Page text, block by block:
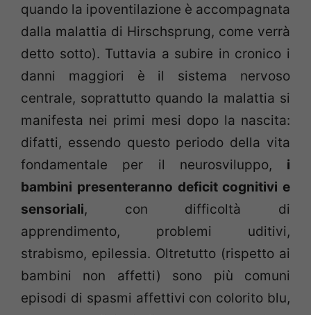
quando la ipoventilazione è accompagnata
dalla malattia di Hirschsprung, come verrà
detto sotto). Tuttavia a subire in cronico i
danni maggiori è il sistema nervoso
centrale, soprattutto quando la malattia si
manifesta nei primi mesi dopo la nascita:
difatti, essendo questo periodo della vita
fondamentale per il neurosviluppo, i
bambini presenteranno deficit cognitivi e
sensoriali, con difficoltà di
apprendimento, problemi uditivi,
strabismo, epilessia. Oltretutto (rispetto ai
bambini non affetti) sono più comuni
episodi di spasmi affettivi con colorito blu,